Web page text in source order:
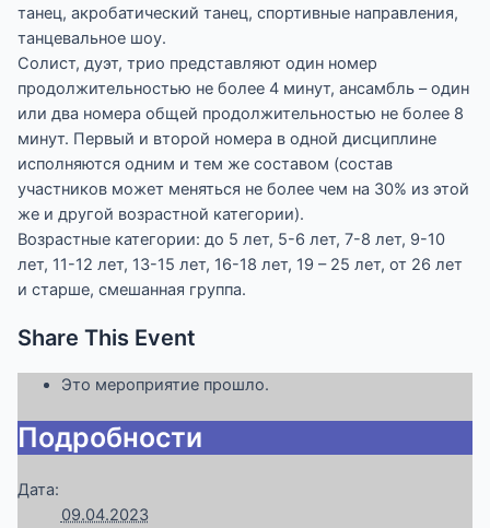
танец, акробатический танец, спортивные направления,
танцевальное шоу.
Солист, дуэт, трио представляют один номер
продолжительностью не более 4 минут, ансамбль – один
или два номера общей продолжительностью не более 8
минут. Первый и второй номера в одной дисциплине
исполняются одним и тем же составом (состав
участников может меняться не более чем на 30% из этой
же и другой возрастной категории).
Возрастные категории: до 5 лет, 5-6 лет, 7-8 лет, 9-10
лет, 11-12 лет, 13-15 лет, 16-18 лет, 19 – 25 лет, от 26 лет
и старше, смешанная группа.
Share This Event
Это мероприятие прошло.
Подробности
Дата:
09.04.2023